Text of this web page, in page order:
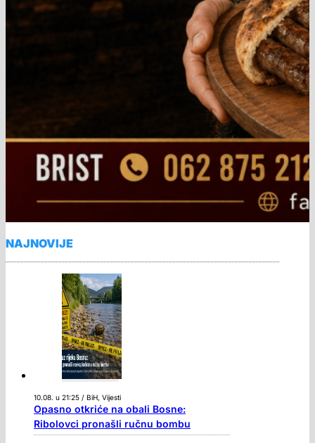
NAJNOVIJE
10.08. u 21:25 / BiH, Vijesti
Opasno otkriće na obali Bosne:
Ribolovci pronašli ručnu bombu